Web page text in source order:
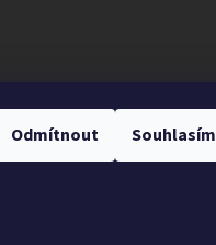
Odmítnout Souhlasím